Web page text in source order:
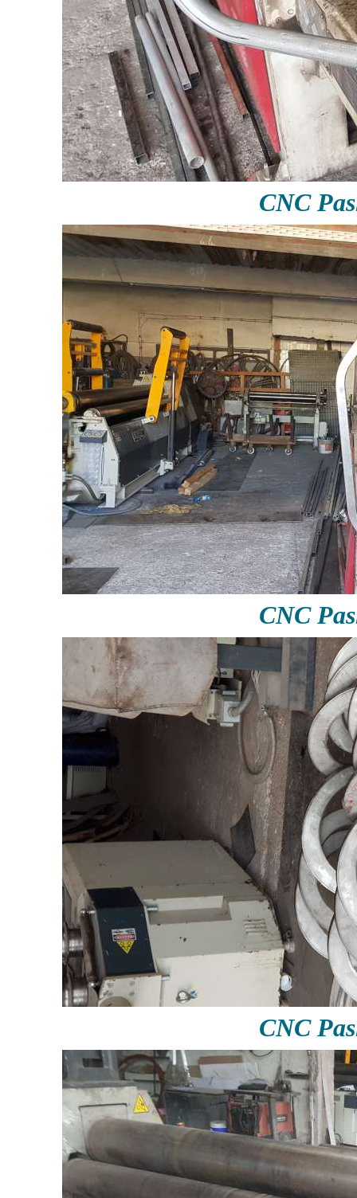
CNC
CNC
CNC